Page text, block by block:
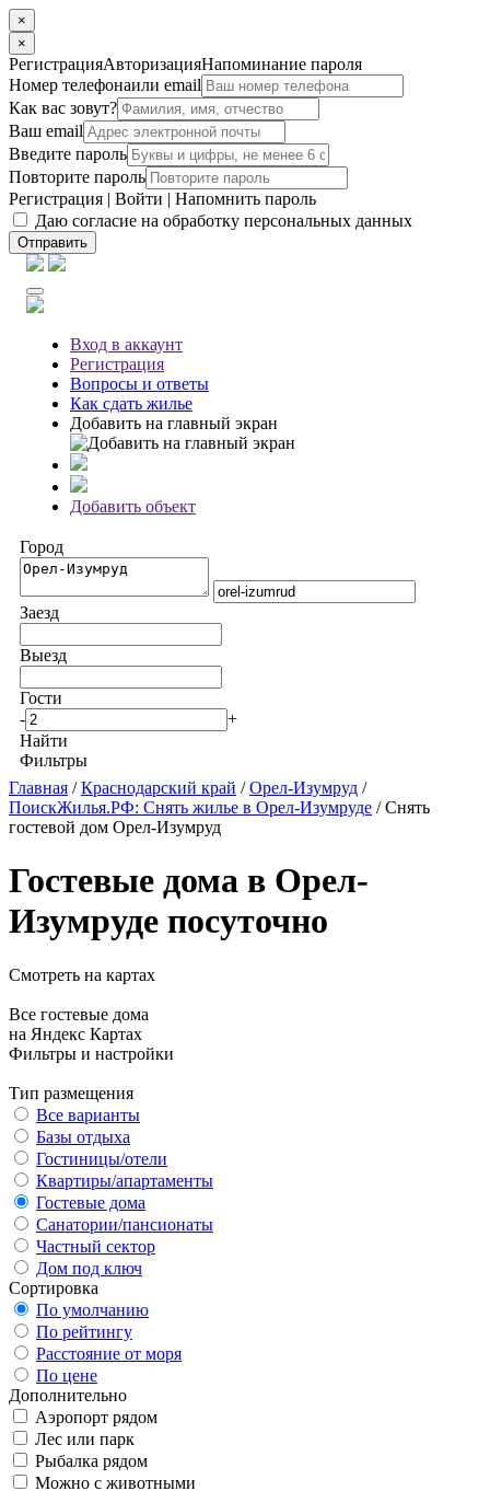
×
×
РегистрацияАвторизацияНапоминание пароля
Номер телефонаили email
Как вас зовут?
Ваш email
Введите пароль
Повторите пароль
Регистрация | Войти | Напомнить пароль
Даю согласие на обработку персональных данных
Отправить
Вход в аккаунт
Регистрация
Вопросы и ответы
Как сдать жилье
Добавить на главный экран
Добавить объект
Город
Заезд
Выезд
Гости
-
+
Найти
Фильтры
Главная /Краснодарский край /Орел-Изумруд /
ПоискЖилья.РФ: Снять жилье в Орел-Изумруде / Снять
гостевой дом Орел-Изумруд
Гостевые дома в Орел-
Изумруде посуточно
Смотреть на картах
Все гостевые дома
на Яндекс Картах
Фильтры и настройки
Тип размещения
Все варианты
Базы отдыха
Гостиницы/отели
Квартиры/апартаменты
Гостевые дома
Санатории/пансионаты
Частный сектор
Дом под ключ
Сортировка
По умолчанию
По рейтингу
Расстояние от моря
По цене
Дополнительно
Аэропорт рядом
Лес или парк
Рыбалка рядом
Можно с животными